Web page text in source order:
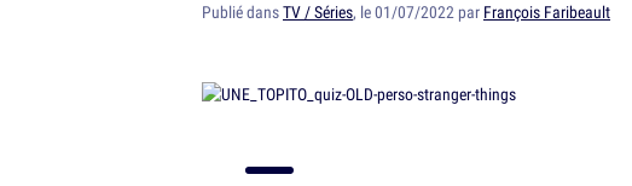
Publié dansTV / Séries, le 01/07/2022 par François Faribeault